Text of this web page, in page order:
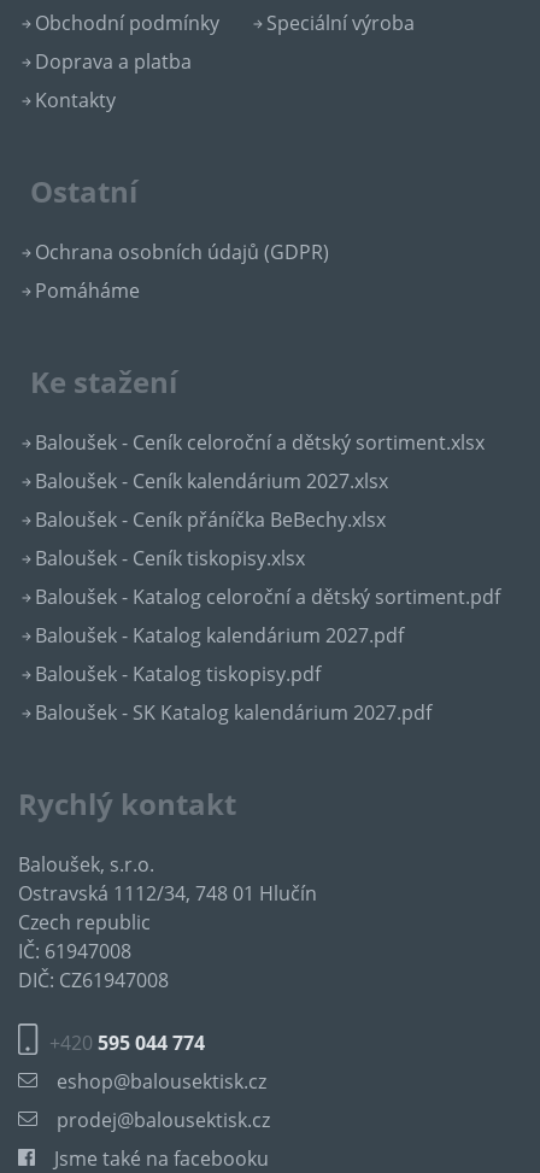
Obchodní podmínky
Doprava a platba
Kontakty
Speciální výroba
Ostatní
Ochrana osobních údajů (GDPR)
Pomáháme
Ke stažení
Baloušek - Ceník celoroční a dětský sortiment.xlsx
Baloušek - Ceník kalendárium 2027.xlsx
Baloušek - Ceník přáníčka BeBechy.xlsx
Baloušek - Ceník tiskopisy.xlsx
Baloušek - Katalog celoroční a dětský sortiment.pdf
Baloušek - Katalog kalendárium 2027.pdf
Baloušek - Katalog tiskopisy.pdf
Baloušek - SK Katalog kalendárium 2027.pdf
Rychlý kontakt
Baloušek, s.r.o.
Ostravská 1112/34, 748 01 Hlučín
Czech republic
IČ: 61947008
DIČ: CZ61947008
+420 595 044 774
eshop@balousektisk.cz
prodej@balousektisk.cz
Jsme také na facebooku